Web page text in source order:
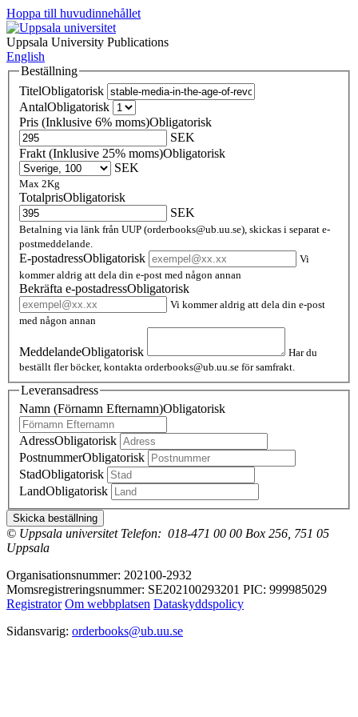
Hoppa till huvudinnehållet
Uppsala University Publications
English
Beställning
TitelObligatorisk
AntalObligatorisk
Pris (Inklusive 6% moms)Obligatorisk
SEK
Frakt (Inklusive 25% moms)Obligatorisk
SEK
Max 2Kg
TotalprisObligatorisk
SEK
Betalning via länk från UUP (orderbooks@ub.uu.se), skickas i separat e-
postmeddelande.
E-postadressObligatorisk
Vi
kommer aldrig att dela din e-post med någon annan
Bekräfta e-postadressObligatorisk
Vi kommer aldrig att dela din e-post
med någon annan
MeddelandeObligatorisk
Har du
beställt fler böcker, kontakta orderbooks@ub.uu.se för samfrakt.
Leveransadress
Namn (Förnamn Efternamn)Obligatorisk
AdressObligatorisk
PostnummerObligatorisk
StadObligatorisk
LandObligatorisk
© Uppsala universitet Telefon: 018-471 00 00 Box 256, 751 05
Uppsala
Organisationsnummer: 202100-2932
Momsregistreringsnummer: SE202100293201 PIC: 999985029
Registrator Om webbplatsen Dataskyddspolicy
Sidansvarig: orderbooks@ub.uu.se